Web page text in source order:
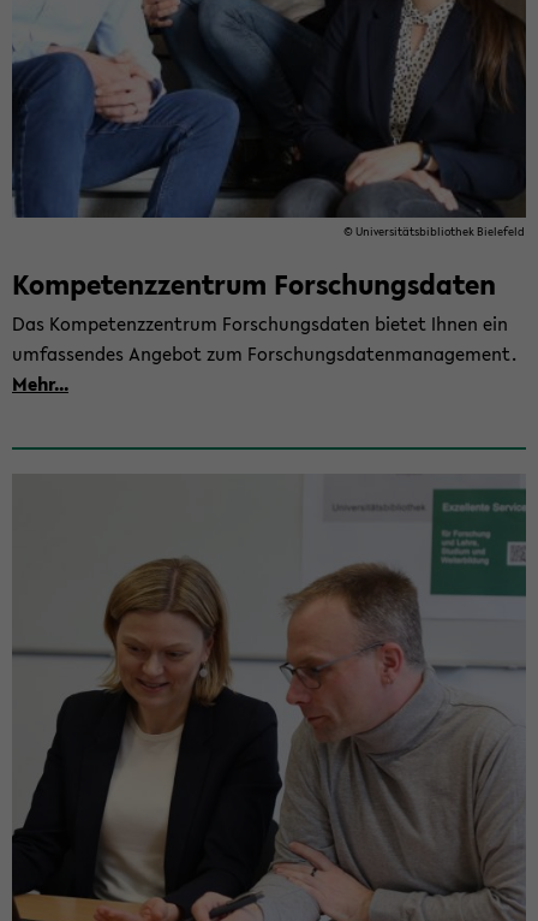
© Uni­ver­si­täts­bi­blio­thek Bie­le­feld
Kom­pe­tenz­zen­trum For­schungs­da­ten
Das Kom­pe­tenz­zen­trum For­schungs­da­ten bie­tet Ihnen ein
um­fas­sen­des An­ge­bot zum For­schungs­da­ten­ma­nage­ment.
Mehr...